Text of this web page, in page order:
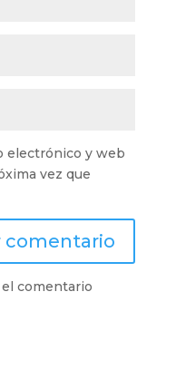
electrónico y web
vez que
comentario